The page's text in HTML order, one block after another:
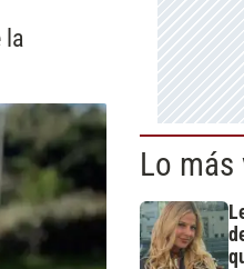
la
Lo